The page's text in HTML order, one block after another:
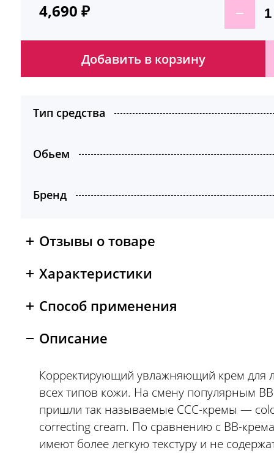
4,690 ₽
Добавить в корзину
Тип средства
Обьем
Бренд
Отзывы о товаре
Характеристики
Способ применения
Описание
Корректирующий увлажняющий крем для
всех типов кожи. На смену популярным
пришли так называемые CСC-кремы —
correcting cream. По сравнению с BB-
имеют более легкую текстуру и не